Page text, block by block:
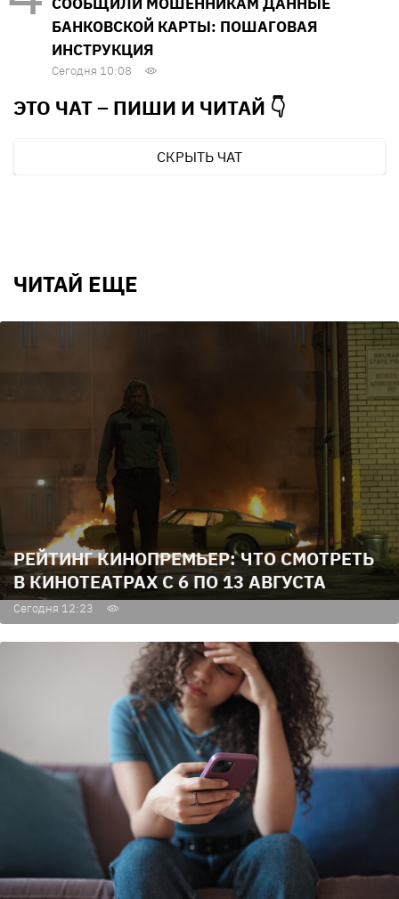
БАНКОВСКОЙ КАРТЫ: ПОШАГОВАЯ
ИНСТРУКЦИЯ
Сегодня 10:08
ЭТО ЧАТ – ПИШИ И ЧИТАЙ 👇
СКРЫТЬ ЧАТ
ЧИТАЙ ЕЩЕ
РЕЙТИНГ КИНОПРЕМЬЕР: ЧТО СМОТРЕТЬ
В КИНОТЕАТРАХ С 6 ПО 13 АВГУСТА
Сегодня 12:23